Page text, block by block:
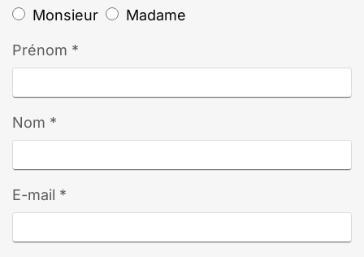
Monsieur
Madame
Prénom *
Nom *
E-mail *